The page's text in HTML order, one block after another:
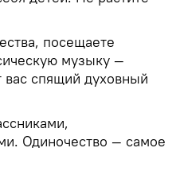
посещаете
музыку —
вас спящий духовный
Одиночество — самое